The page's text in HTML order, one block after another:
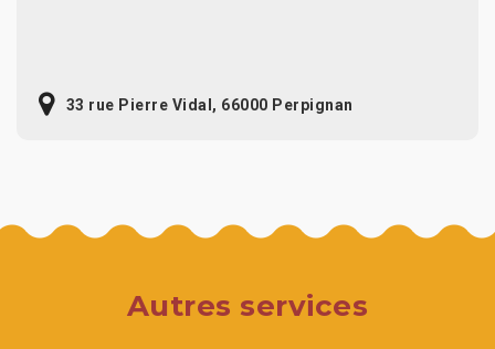
33 rue Pierre Vidal, 66000 Perpignan
Autres services